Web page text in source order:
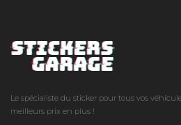
Le spécialiste du sticker pour tous vos
meilleurs prix en plus !